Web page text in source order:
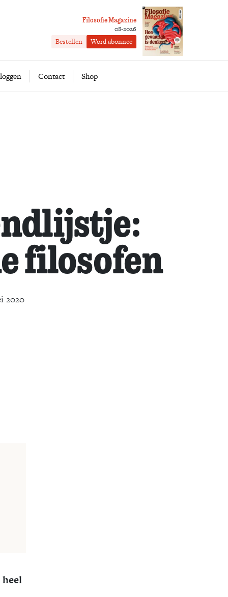
Filosofie Magazine
08-2026
Bestellen Word abonnee
Contact Shop
Word abonnee
filosofen
2020